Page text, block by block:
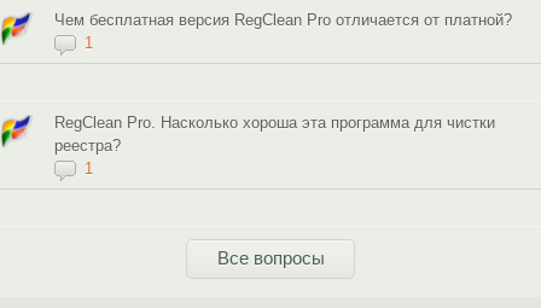
Чем бесплатная версия RegClean Pro отличается от платной?
1
RegClean Pro. Насколько хороша эта программа для чистки
реестра?
1
Все вопросы